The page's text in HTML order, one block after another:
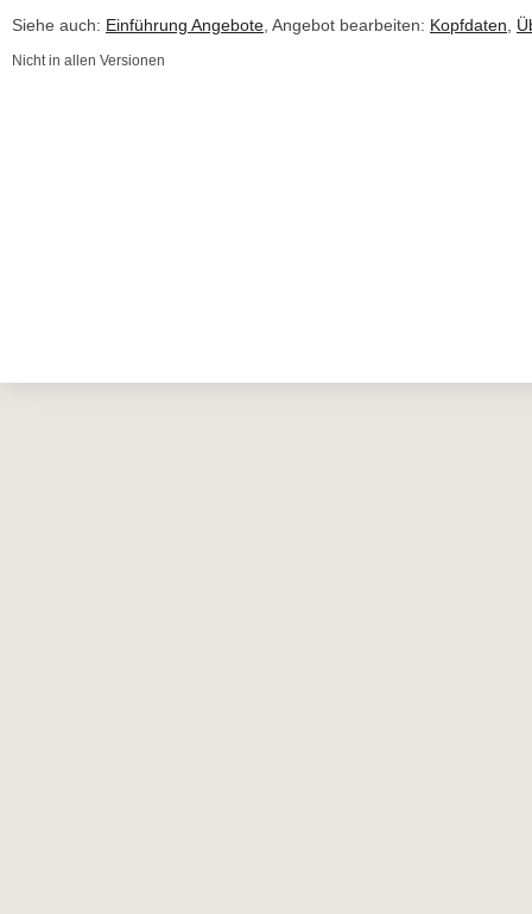
Siehe auch: Einführung Angebote, Angebot bearbeiten: Kopfdaten,
Nicht in allen Versionen